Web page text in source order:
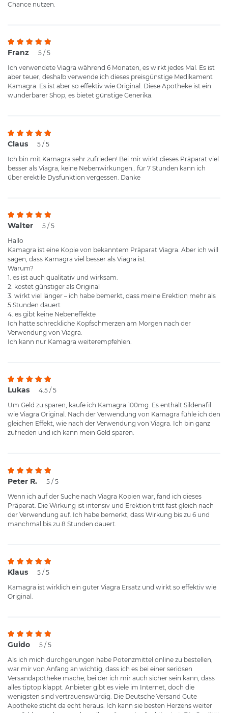
Chance nutzen.
Franz
5 / 5
Ich verwendete Viagra während 6 Monaten, es wirkt jedes Mal. Es ist
aber teuer, deshalb verwende ich dieses preisgünstige Medikament
Kamagra. Es ist aber so effektiv wie Original. Diese Apotheke ist ein
wunderbarer Shop, es bietet günstige Generika.
Claus
5 / 5
Ich bin mit Kamagra sehr zufrieden! Bei mir wirkt dieses Präparat viel
besser als Viagra, keine Nebenwirkungen.. für 7 Stunden kann ich
über erektile Dysfunktion vergessen. Danke
Walter
5 / 5
Hallo
Kamagra ist eine Kopie von bekanntem Präparat Viagra. Aber ich will
sagen, dass Kamagra viel besser als Viagra ist.
Warum?
1. es ist auch qualitativ und wirksam.
2. kostet günstiger als Original
3. wirkt viel länger – ich habe bemerkt, dass meine Erektion mehr als
5 Stunden dauert
4. es gibt keine Nebeneffekte
Ich hatte schreckliche Kopfschmerzen am Morgen nach der
Verwendung von Viagra.
Ich kann nur Kamagra weiterempfehlen.
Lukas
4.5 / 5
Um Geld zu sparen, kaufe ich Kamagra 100mg. Es enthält Sildenafil
wie Viagra Original. Nach der Verwendung von Kamagra fühle ich den
gleichen Effekt, wie nach der Verwendung von Viagra. Ich bin ganz
zufrieden und ich kann mein Geld sparen.
Peter R.
5 / 5
Wenn ich auf der Suche nach Viagra Kopien war, fand ich dieses
Präparat. Die Wirkung ist intensiv und Erektion tritt fast gleich nach
der Verwendung auf. Ich habe bemerkt, dass Wirkung bis zu 6 und
manchmal bis zu 8 Stunden dauert.
Klaus
5 / 5
Kamagra ist wirklich ein guter Viagra Ersatz und wirkt so effektiv wie
Original.
Guido
5 / 5
Als ich mich durchgerungen habe Potenzmittel online zu bestellen,
war mir von Anfang an wichtig, dass ich es bei einer seriösen
Versandapotheke mache, bei der ich mir auch sicher sein kann, dass
alles tiptop klappt. Anbieter gibt es viele im Internet, doch die
wenigsten sind vertrauenswürdig. Die Deutsche Versand Gute
Apotheke sticht da echt heraus. Ich kann sie besten Herzens weiter